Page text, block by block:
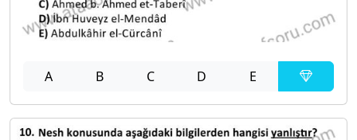
A B C D E